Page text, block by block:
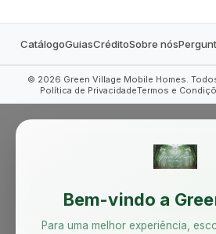
CatálogoGuiasCréditoSobre nós
© 2026 Green Village Mobile Homes.
Política de PrivacidadeTermos e
Bem-vindo a
Para uma melhor experiência,